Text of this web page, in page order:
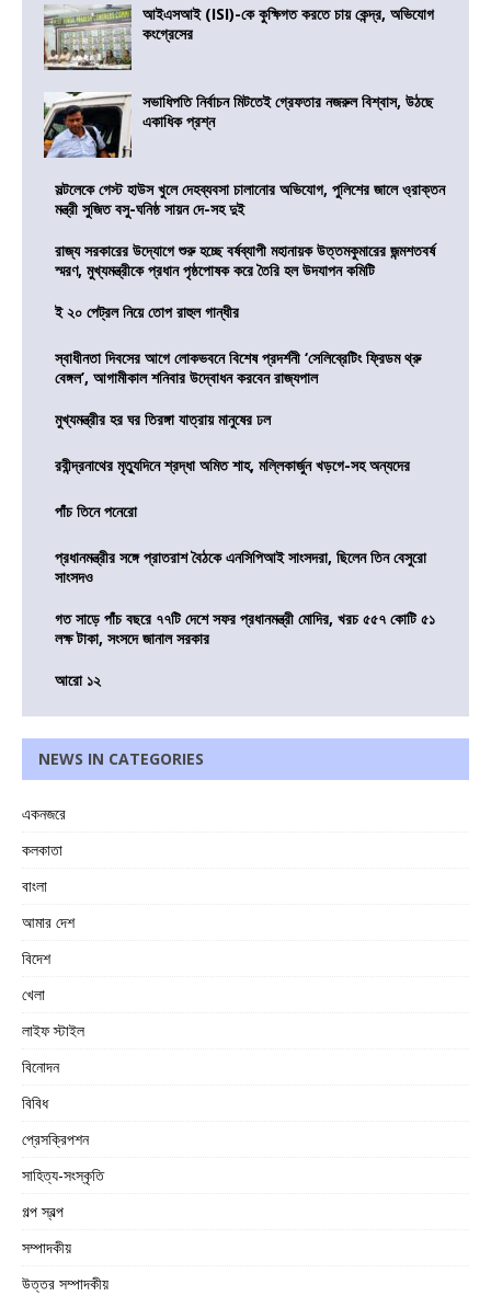
আইএসআই (ISI)-কে কুক্ষিগত করতে চায় কেন্দ্র, অভিযোগ
কংগ্রেসের
সভাধিপতি নির্বাচন মিটতেই গ্রেফতার নজরুল বিশ্বাস, উঠছে
একাধিক প্রশ্ন
সল্টলেকে গেস্ট হাউস খুলে দেহব্যবসা চালানোর অভিযোগ, পুলিশের জালে ও্রাক্তন
মন্ত্রী সুজিত বসু-ঘনিষ্ঠ সায়ন দে-সহ দুই
রাজ্য সরকারের উদ্যোগে শুরু হচ্ছে বর্ষব্যাপী মহানায়ক উত্তমকুমারের জন্মশতবর্ষ
স্মরণ, মুখ্যমন্ত্রীকে প্রধান পৃষ্ঠপোষক করে তৈরি হল উদযাপন কমিটি
ই ২০ পেট্রল নিয়ে তোপ রাহুল গান্ধীর
স্বাধীনতা দিবসের আগে লোকভবনে বিশেষ প্রদর্শনী ‘সেলিব্রেটিং ফ্রিডম থ্রু
বেঙ্গল’, আগামীকাল শনিবার উদ্বোধন করবেন রাজ্যপাল
মুখ্যমন্ত্রীর হর ঘর তিরঙ্গা যাত্রায় মানুষের ঢল
রবীন্দ্রনাথের মৃত্যুদিনে শ্রদ্ধা অমিত শাহ, মল্লিকার্জুন খড়গে-সহ অন্যদের
পাঁচ তিনে পনেরো
প্রধানমন্ত্রীর সঙ্গে প্রাতরাশ বৈঠকে এনসিপিআই সাংসদরা, ছিলেন তিন বেসুরো
সাংসদও
গত সাড়ে পাঁচ বছরে ৭৭টি দেশে সফর প্রধানমন্ত্রী মোদির, খরচ ৫৫৭ কোটি ৫১
লক্ষ টাকা, সংসদে জানাল সরকার
আরো ১২
NEWS IN CATEGORIES
একনজরে
কলকাতা
বাংলা
আমার দেশ
বিদেশ
খেলা
লাইফ স্টাইল
বিনোদন
বিবিধ
প্রেসক্রিপশন
সাহিত্য-সংস্কৃতি
গল্প স্বল্প
সম্পাদকীয়
উত্তর সম্পাদকীয়